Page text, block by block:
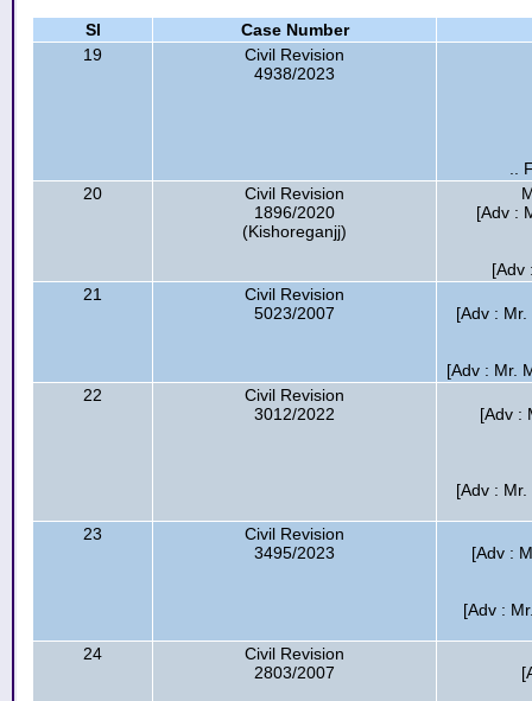
Sl
Case Number
19
Civil Revision
4938/2023
..
20
Civil Revision
1896/2020
(Kishoreganjj)
[Adv :
[Adv
21
Civil Revision
5023/2007
[Adv :
[Adv : Mr.
22
Civil Revision
3012/2022
[Adv :
[Adv :
23
Civil Revision
3495/2023
[Adv :
[Adv :
24
Civil Revision
2803/2007